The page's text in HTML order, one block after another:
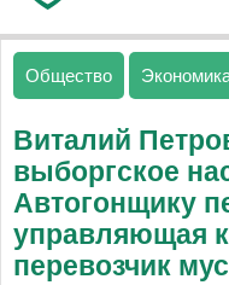
Общество
Виталий
выборгское
Автогонщику
управляющая
перевозчик